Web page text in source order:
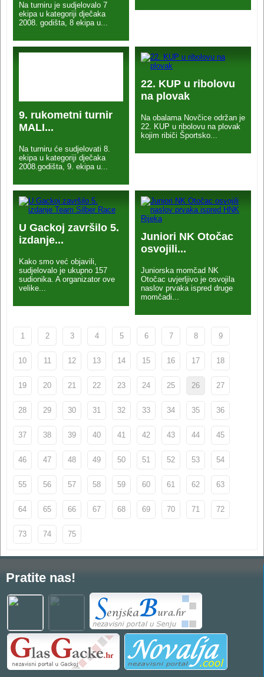
Na turniru je sudjelovalo 7
ekipa u kategoriji dječaka
2008. godišta, 8 ekipa u...
9. rukometni turnir
MALI...
Na turniru će sudjelovati 8.
ekipa u kategoriji dječaka
2008.godišta, 9. ekipa u...
22. KUP u ribolovu
na plovak
Na obalama Novčice održan je
22. KUP u ribolovu na plovak
kojim ribiči Športsko...
U Gackoj završilo 5.
izdanje...
Kako smo već objavili,
sudjelovalo je ukupno 157
sudionika. A organizator ove
velike...
Juniori NK Otočac
osvojili...
Juniorska momčad NK
Otočac uvjerljivo je osvojila
naslov prvaka ispred druge
momčadi...
1 2 3 4 5 6 7 8 9
10 11 12 13 14 15 16 17 18
19 20 21 22 23 24 25 26 27
28 29 30 31 32 33 34 35 36
37 38 39 40 41 42 43 44 45
46 47 48 49 50 51 52 53 54
55 56 57 58 59 60 61 62 63
64 65 66 67 68 69 70 71 72
73 74 75
Pratite nas!